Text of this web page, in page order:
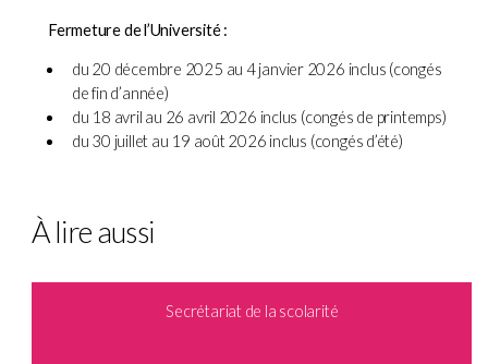
Fermeture de l’Université :
du 20 décembre 2025 au 4 janvier 2026 inclus (congés
de fin d’année)
du 18 avril au 26 avril 2026 inclus (congés de printemps)
du 30 juillet au 19 août 2026 inclus (congés d’été)
À lire aussi
Secrétariat de la scolarité